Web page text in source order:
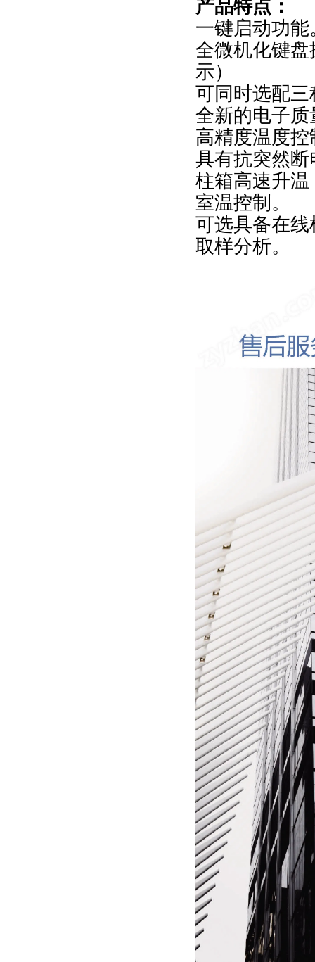
产品特点：
一键启动功能
全微机化键
示）
可同时选配
全新的电子
高精度温度
具有抗突然
柱箱高速升
室温控制。
可选具备在
取样分析。